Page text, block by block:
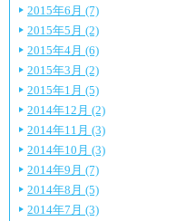
2015年6月 (7)
2015年5月 (2)
2015年4月 (6)
2015年3月 (2)
2015年1月 (5)
2014年12月 (2)
2014年11月 (3)
2014年10月 (3)
2014年9月 (7)
2014年8月 (5)
2014年7月 (3)